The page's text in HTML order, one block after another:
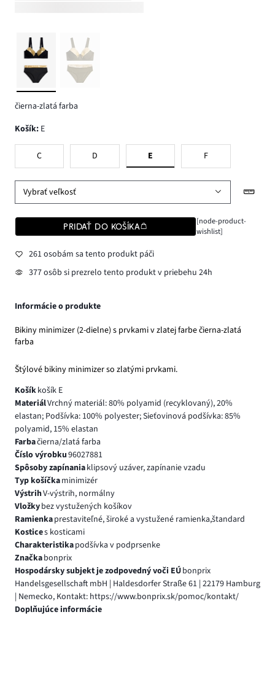
čierna-zlatá farba
Košík: E
C D E F
Vybrať veľkosť
PRIDAŤ DO KOŠÍKA
[node-product-
wishlist]
261 osobám sa tento produkt páči
377 osôb si prezrelo tento produkt v priebehu 24h
Informácie o produkte
Bikiny minimizer (2-dielne) s prvkami v zlatej farbe čierna-zlatá
farba
Štýlové bikiny minimizer so zlatými prvkami.
Košíkkošík E
MateriálVrchný materiál: 80% polyamid (recyklovaný), 20%
elastan; Podšívka: 100% polyester; Sieťovinová podšívka: 85%
polyamid, 15% elastan
Farbačierna/zlatá farba
Číslo výrobku96027881
Spôsoby zapínaniaklipsový uzáver, zapínanie vzadu
Typ košíčkaminimizér
VýstrihV-výstrih, normálny
Vložkybez vystužených košíkov
Ramienkaprestaviteľné, široké a vystužené ramienka,štandard
Kostices kosticami
Charakteristikapodšívka v podprsenke
Značkabonprix
Hospodársky subjekt je zodpovedný voči EÚbonprix
Handelsgesellschaft mbH | Haldesdorfer Straße 61 | 22179 Hamburg
| Nemecko, Kontakt: https://www.bonprix.sk/pomoc/kontakt/
Doplňujúce informácie